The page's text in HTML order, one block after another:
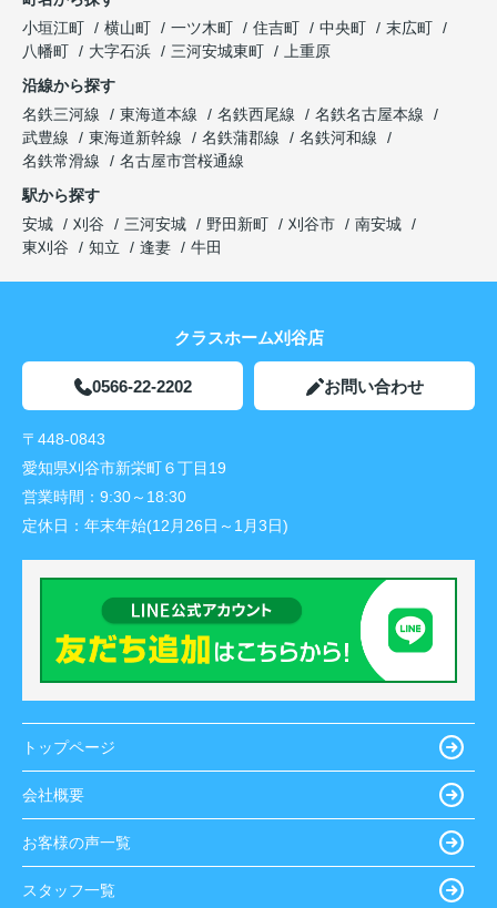
小垣江町
横山町 一ツ木町 住吉町 中央町
末広町
八幡町
大字石浜 三河安城東町
上重原
沿線から探す
名鉄三河線
東海道本線 名鉄西尾線
名鉄名古屋本線
武豊線
東海道新幹線 名鉄蒲郡線
名鉄河和線
名鉄常滑線
名古屋市営桜通線
駅から探す
安城
刈谷 三河安城 野田新町 刈谷市
南安城
東刈谷
知立 逢妻 牛田
クラスホーム刈谷店
0566-22-2202 お問い合わせ
〒448-0843
愛知県刈谷市新栄町６丁目19
営業時間： 9:30～18:30
定休日： 年末年始(12月26日～1月3日)
トップページ
会社概要
お客様の声一覧
スタッフ一覧